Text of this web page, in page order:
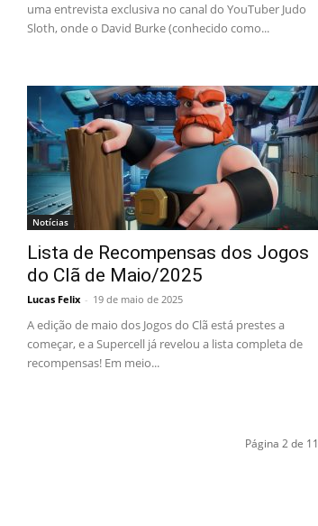
uma entrevista exclusiva no canal do YouTuber Judo
Sloth, onde o David Burke (conhecido como...
Notícias
Lista de Recompensas dos Jogos
do Clã de Maio/2025
Lucas Felix - 19 de maio de 2025
A edição de maio dos Jogos do Clã está prestes a
começar, e a Supercell já revelou a lista completa de
recompensas! Em meio...
Página 2 de 11